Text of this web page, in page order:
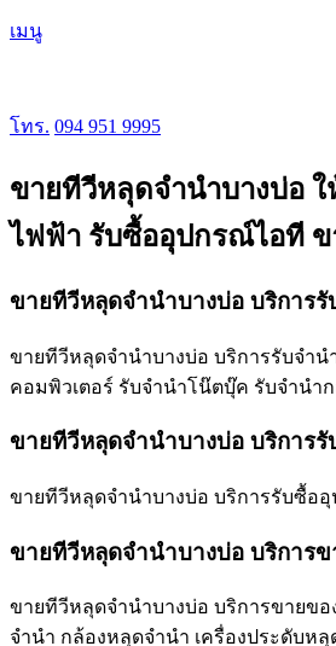
เมนู
โทร. 094 951 9995
ขายทีวีหลุดจำนำบางบ่อ
ไฟฟ้า รับซื้ออุปกรณ์ไอที
ขายทีวีหลุดจำนำบางบ่อ บริการ
ขายทีวีหลุดจำนำบางบ่อ บริการรับจำ
คอมพิวเตอร์ รับจำนำโน๊ตบุ๊ค รับจำนำ
ขายทีวีหลุดจำนำบางบ่อ บริการ
ขายทีวีหลุดจำนำบางบ่อ บริการรับซื้อ
ขายทีวีหลุดจำนำบางบ่อ บริการ
ขายทีวีหลุดจำนำบางบ่อ บริการขายข
จำนำ กล้องหลุดจำนำ เครื่องประดับห